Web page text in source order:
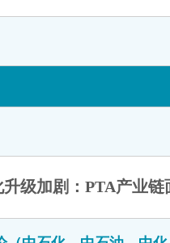
升级加剧：PTA产业
司
司
责任公司
限公司